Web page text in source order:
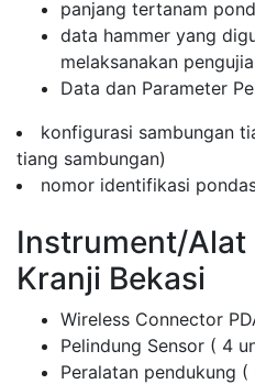
panjang tertanam
data hammer yang
melaksanakan
Data dan Parameter
konfigurasi sambungan
tiang sambungan)
nomor identifikasi
Instrument/Alat
Kranji Bekasi
Wireless Connector
Pelindung Sensor ( 4
Peralatan pendukung